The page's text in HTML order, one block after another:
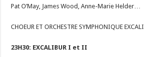
Pat O’May, James Wood, Anne-Marie Helder…
CHOEUR ET ORCHESTRE SYMPHONIQUE
23H30: EXCALIBUR I et II